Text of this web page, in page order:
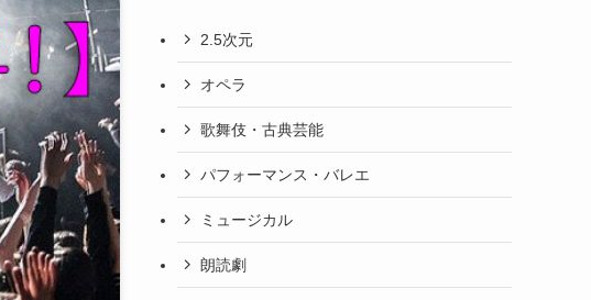
2.5次元
オペラ
歌舞伎・古典芸能
パフォーマンス・バレエ
ミュージカル
朗読劇